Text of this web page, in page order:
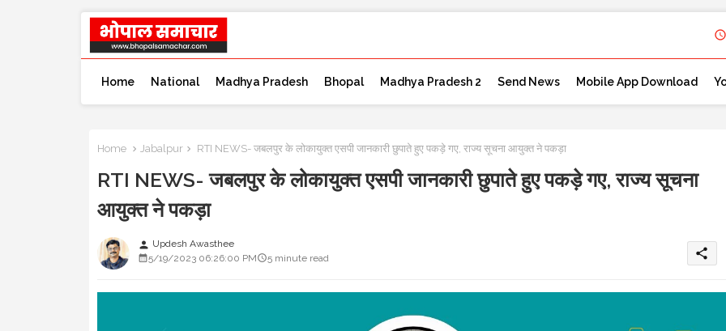
Home National Madhya Pradesh Bhopal Madhya Pradesh 2 Send News Mobile App Download
Home Jabalpur RTI NEWS- जबलपुर के लोकायुक्त एसपी जानकारी छुपाते हुए पकड़े गए, राज्य सूचना आयुक्त ने पकड़ा
RTI NEWS- जबलपुर के लोकायुक्त एसपी जानकारी छुपाते हुए पकड़े गए, राज्य सूचना
आयुक्त ने पकड़ा
person Updesh Awasthee
5/19/2023 06:26:00 PM
5 minute read share